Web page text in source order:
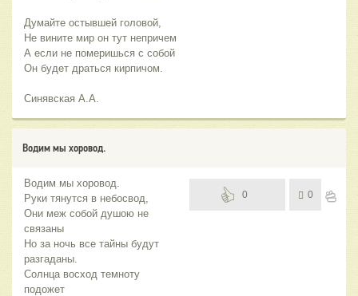
Думайте остывшей головой,
Не вините мир он тут непричем
А если не померишься с собой
Он будет драться кирпичом.
Синявская А.А.
Водим мы хоровод.
Водим мы хоровод.
Руки тянутся в небосвод,
Они меж собой душою не
связаны
Но за ночь все тайны будут
разгаданы.
Солнца восход темноту
подожет
0 0